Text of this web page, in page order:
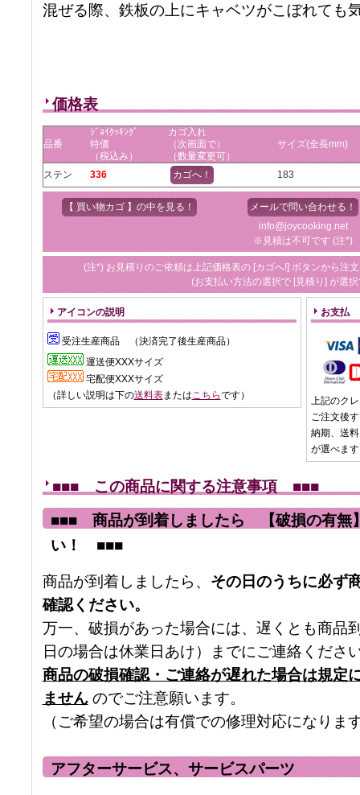
混ぜる際、鉄板の上にキャベツがこぼれても
価格表
品番
ｼﾞｮｲｸｯｷﾝｸﾞ
特価
（税込み）
カゴ入れ
（次画面で）
（数量変更可）
サイズ(全長mm)
ステン 336 カゴへ！ 183
【 買い物カゴ 】の中を見る！
メールで問い合わせる！
info@joycooking.net
※見積は不可です (注*)
(注*) お見積りのご依頼は上記価格表の [カゴへ!] ボタンから注
(お支払い方法の選択で [見積り] が選
アイコンの説明
受注生産商品 （決済完了後生産商品）
運送便XXXサイズ
宅配便XXXサイズ
（詳しい説明は下の送料表またはこちらです）
お支払
上記のク
ご注文後
納期、送
が選べま
■■■ この商品に関する注意事項 ■■■
■■■ 商品が到着しましたら 【破損の有無
い！ ■■■
商品が到着しましたら、 その日のうちに必ず
確認ください。
万一、破損があった場合には、遅くとも商品
日の場合は休業日あけ）までにご連絡くださ
商品の破損確認・ご連絡が遅れた場合は規定
ませんのでご注意願います。
（ご希望の場合は有償での修理対応になりま
アフターサービス、サービスパーツ